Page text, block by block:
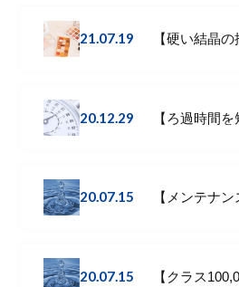
21.07.19
20.12.29
20.07.15
20.07.15